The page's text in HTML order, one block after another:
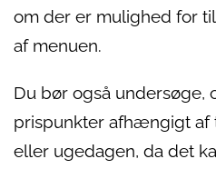
om der er mulighed for
af menuen.
Du bør også undersøge,
prispunkter afhængigt af
eller ugedagen, da det